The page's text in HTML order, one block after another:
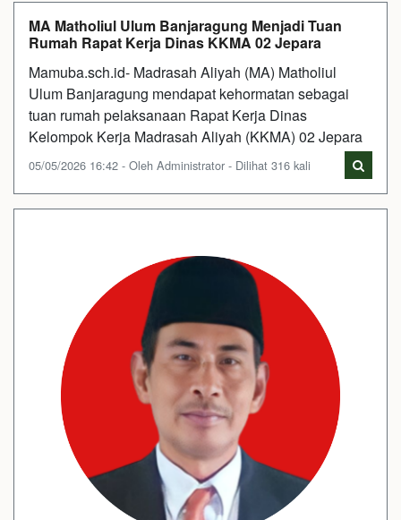
MA Matholiul Ulum Banjaragung Menjadi Tuan
Rumah Rapat Kerja Dinas KKMA 02 Jepara
Mamuba.sch.id- Madrasah Aliyah (MA) Matholiul
Ulum Banjaragung mendapat kehormatan sebagai
tuan rumah pelaksanaan Rapat Kerja Dinas
Kelompok Kerja Madrasah Aliyah (KKMA) 02 Jepara
05/05/2026 16:42 - Oleh Administrator - Dilihat 316 kali